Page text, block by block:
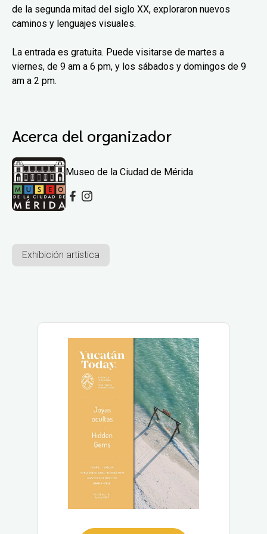
de la segunda mitad del siglo XX, exploraron nuevos
caminos y lenguajes visuales.
La entrada es gratuita. Puede visitarse de martes a
viernes, de 9 am a 6 pm, y los sábados y domingos de 9
am a 2 pm.
Acerca del organizador
Museo de la Ciudad de Mérida
Exhibición artística